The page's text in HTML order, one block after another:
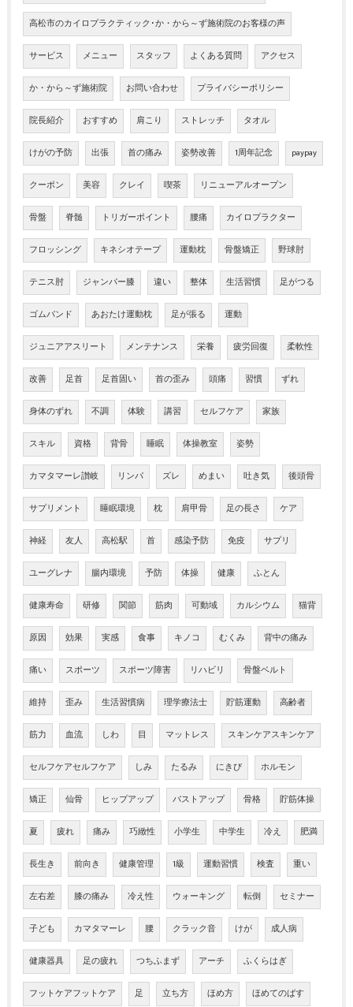
高松市のカイロプラクティック･か・から～ず施術院のお客様の声
サービス メニュー スタッフ よくある質問 アクセス
か・から～ず施術院 お問い合わせ プライバシーポリシー
院長紹介 おすすめ 肩こり ストレッチ タオル
けがの予防 出張 首の痛み 姿勢改善 1周年記念 paypay
クーポン 美容 クレイ 喫茶 リニューアルオープン
骨盤 脊髄 トリガーポイント 腰痛 カイロプラクター
フロッシング キネシオテープ 運動枕 骨盤矯正 野球肘
テニス肘 ジャンパー膝 違い 整体 生活習慣 足がつる
ゴムバンド あおたけ運動枕 足が張る 運動
ジュニアアスリート メンテナンス 栄養 疲労回復 柔軟性
改善 足首 足首固い 首の歪み 頭痛 習慣 ずれ
身体のずれ 不調 体験 講習 セルフケア 家族
スキル 資格 背骨 睡眠 体操教室 姿勢
カマタマーレ讃岐 リンパ ズレ めまい 吐き気 後頭骨
サプリメント 睡眠環境 枕 肩甲骨 足の長さ ケア
神経 友人 高松駅 首 感染予防 免疫 サプリ
ユーグレナ 腸内環境 予防 体操 健康 ふとん
健康寿命 研修 関節 筋肉 可動域 カルシウム 猫背
原因 効果 実感 食事 キノコ むくみ 背中の痛み
痛い スポーツ スポーツ障害 リハビリ 骨盤ベルト
維持 歪み 生活習慣病 理学療法士 貯筋運動 高齢者
筋力 血流 しわ 目 マットレス スキンケアスキンケア
セルフケアセルフケア しみ たるみ にきび ホルモン
矯正 仙骨 ヒップアップ バストアップ 骨格 貯筋体操
夏 疲れ 痛み 巧緻性 小学生 中学生 冷え 肥満
長生き 前向き 健康管理 1級 運動習慣 検査 重い
左右差 膝の痛み 冷え性 ウォーキング 転倒 セミナー
子ども カマタマーレ 腰 クラック音 けが 成人病
健康器具 足の疲れ つちふまず アーチ ふくらはぎ
フットケアフットケア 足 立ち方 ほめ方 ほめてのばす